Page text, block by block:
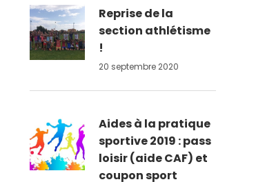
Reprise de la
section athlétisme
!
20 septembre 2020
Aides à la pratique
sportive 2019 : pass
loisir (aide CAF) et
coupon sport